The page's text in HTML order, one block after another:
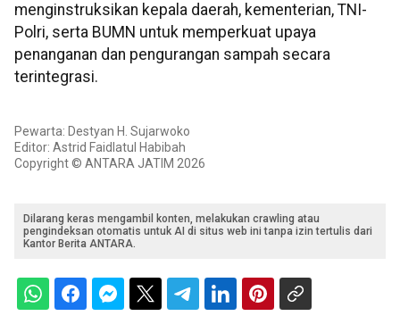
menginstruksikan kepala daerah, kementerian, TNI-
Polri, serta BUMN untuk memperkuat upaya
penanganan dan pengurangan sampah secara
terintegrasi.
Pewarta: Destyan H. Sujarwoko
Editor: Astrid Faidlatul Habibah
Copyright © ANTARA JATIM 2026
Dilarang keras mengambil konten, melakukan crawling atau
pengindeksan otomatis untuk AI di situs web ini tanpa izin tertulis dari
Kantor Berita ANTARA.